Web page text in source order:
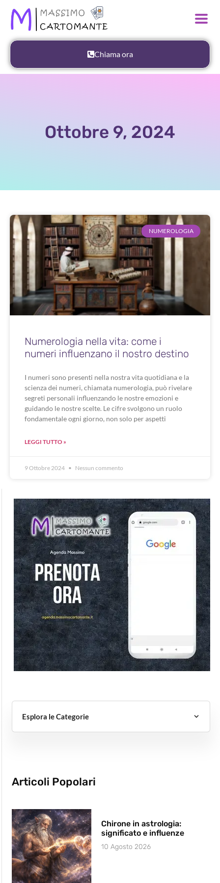
Chiama ora
Ottobre 9, 2024
NUMEROLOGIA
Numerologia nella vita: come i
numeri influenzano il nostro destino
I numeri sono presenti nella nostra vita quotidiana e la
scienza dei numeri, chiamata numerologia, può rivelare
segreti personali influenzando le nostre emozioni e
guidando le nostre scelte. Le cifre svolgono un ruolo
fondamentale ogni giorno, non solo per aspetti
LEGGI TUTTO »
9 Ottobre 2024 Nessun commento
Esplora le Categorie
Articoli Popolari
Chirone in astrologia:
significato e influenze
10 Agosto 2026